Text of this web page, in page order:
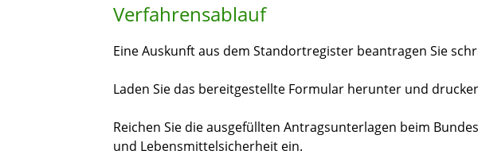
Verfahrensablauf
Eine Auskunft aus dem Standortregister beantragen Sie
Laden Sie das bereitgestellte Formular herunter und
Reichen Sie die ausgefüllten Antragsunterlagen beim
und Lebensmittelsicherheit ein.